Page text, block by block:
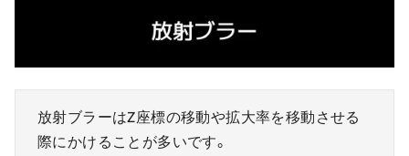
放射ブラーはZ座標の移動や拡大率を移動させる
際にかけることが多いです。